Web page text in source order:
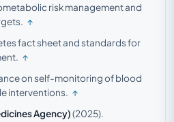
risk management and
↑
fact sheet and standards for
↑
on self-monitoring of blood
interventions. ↑
Agency)(2025).